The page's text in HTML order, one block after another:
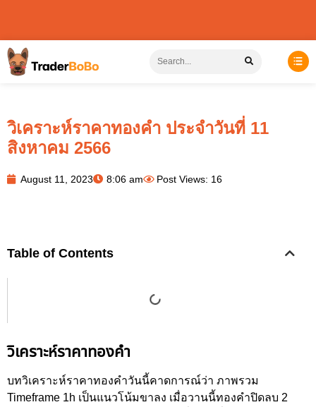
วิเคราะห์ราคาทองคำ ประจำวันที่ 11
สิงหาคม 2566
August 11, 2023 8:06 am Post Views: 16
Table of Contents
วิเคราะห์ราคาทองคำ
บทวิเคราะห์ราคาทองคำวันนี้คาดการณ์ว่า ภาพรวม
Timeframe 1h เป็นแนวโน้มขาลง เมื่อวานนี้ทองคำปิดลบ 2